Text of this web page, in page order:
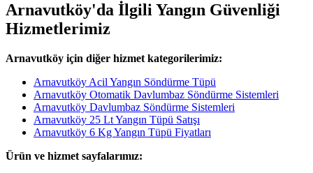
Arnavutköy'da İlgili Yangın Güvenliği
Hizmetlerimiz
Arnavutköy için diğer hizmet kategorilerimiz:
Arnavutköy Acil Yangın Söndürme Tüpü
Arnavutköy Otomatik Davlumbaz Söndürme Sistemleri
Arnavutköy Davlumbaz Söndürme Sistemleri
Arnavutköy 25 Lt Yangın Tüpü Satışı
Arnavutköy 6 Kg Yangın Tüpü Fiyatları
Ürün ve hizmet sayfalarımız: